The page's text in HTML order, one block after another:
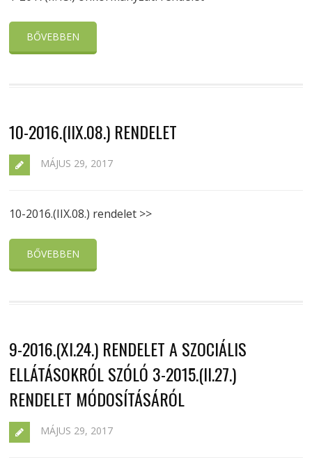
BŐVEBBEN
10-2016.(IIX.08.) RENDELET
MÁJUS 29, 2017
10-2016.(IIX.08.) rendelet >>
BŐVEBBEN
9-2016.(XI.24.) RENDELET A SZOCIÁLIS
ELLÁTÁSOKRÓL SZÓLÓ 3-2015.(II.27.)
RENDELET MÓDOSÍTÁSÁRÓL
MÁJUS 29, 2017